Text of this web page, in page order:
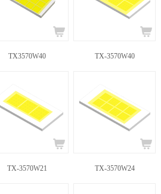
TX3570W40 TX-3570W40
TX-3570W21 TX-3570W24